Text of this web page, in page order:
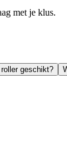
met je klus.
geschikt?